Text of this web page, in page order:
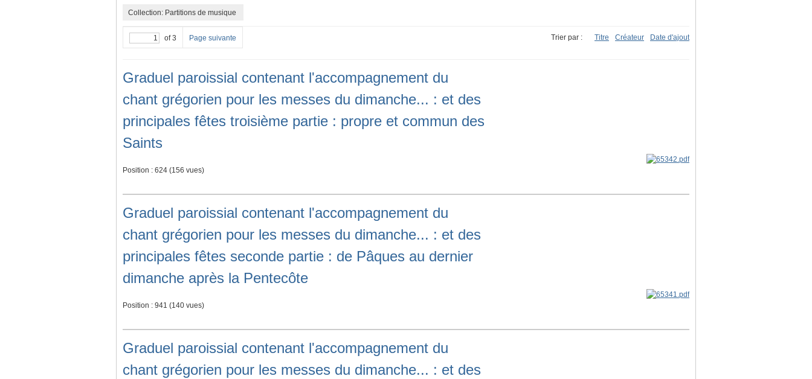
Collection: Partitions de musique
of 3 Page suivante Trier par : Titre Créateur Date d'ajout
Graduel paroissial contenant l'accompagnement du
chant grégorien pour les messes du dimanche... : et des
principales fêtes troisième partie : propre et commun des
Saints
Position : 624 (156 vues)
Graduel paroissial contenant l'accompagnement du
chant grégorien pour les messes du dimanche... : et des
principales fêtes seconde partie : de Pâques au dernier
dimanche après la Pentecôte
Position : 941 (140 vues)
Graduel paroissial contenant l'accompagnement du
chant grégorien pour les messes du dimanche... : et des